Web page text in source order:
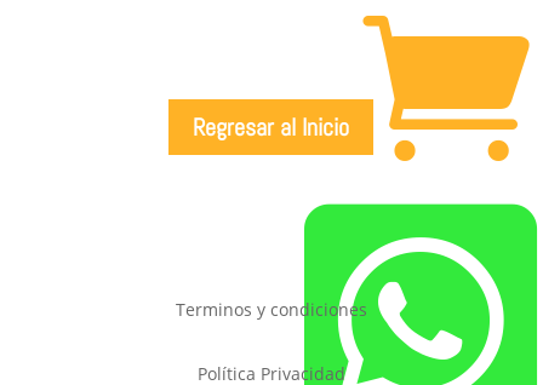
Regresar al Inicio 

Terminos y condiciones
Política Privacidad